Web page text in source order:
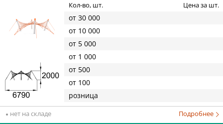
Кол-во, шт. Цена за шт.
от 30 000
от 10 000
от 5 000
от 1 000
от 500
от 100
розница
нет на складе Подробнее